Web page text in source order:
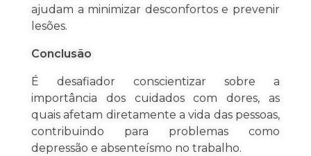
ajudam a minimizar desconfortos e prevenir
lesões.
Conclusão
É desafiador conscientizar sobre a
importância dos cuidados com dores, as
quais afetam diretamente a vida das pessoas,
contribuindo para problemas como
depressão e absenteísmo no trabalho.